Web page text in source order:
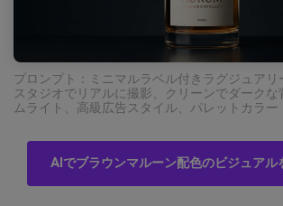
プロンプト：ミニマルラベル付きラグジュアリ
スタジオでリアルに撮影、クリーンでダークな
ムライト、高級広告スタイル、パレットカラ
AIでブラウンマルーン配色のビジュアル